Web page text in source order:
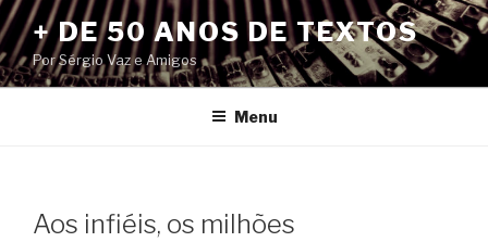
Pular
para
o
conteúdo
+ DE 50 ANOS DE TEXTOS
Por Sérgio Vaz e Amigos
Menu
Aos infiéis, os milhões